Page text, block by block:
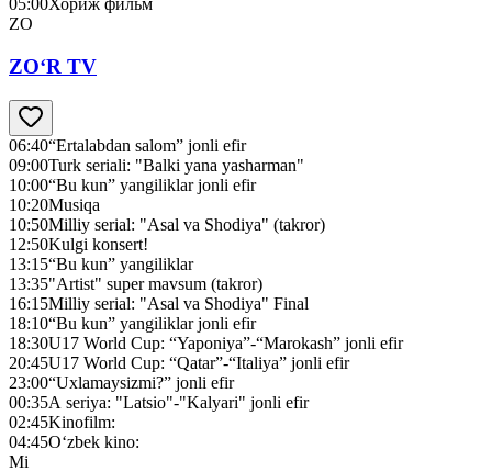
05:00Хориж фильм
ZO
ZO‘R TV
06:40“Ertalabdan salom” jonli efir
09:00Turk seriali: "Balki yana yasharman"
10:00“Bu kun” yangiliklar jonli efir
10:20Musiqa
10:50Milliy serial: "Asal va Shodiya" (takror)
12:50Kulgi konsert!
13:15“Bu kun” yangiliklar
13:35"Artist" super mavsum (takror)
16:15Milliy serial: "Asal va Shodiya" Final
18:10“Bu kun” yangiliklar jonli efir
18:30U17 World Cup: “Yaponiya”-“Marokash” jonli efir
20:45U17 World Cup: “Qatar”-“Italiya” jonli efir
23:00“Uxlamaysizmi?” jonli efir
00:35А seriya: "Latsio"-"Kalyari" jonli efir
02:45Kinofilm:
04:45O‘zbek kino:
Mi